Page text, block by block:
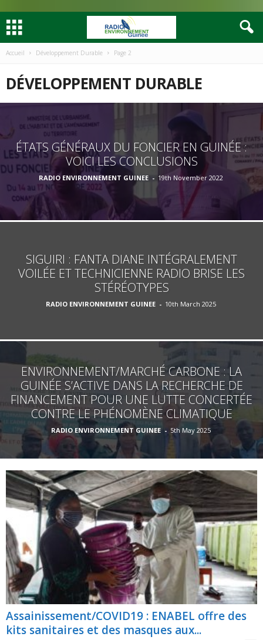
Accueil Développement Durable Page 2
DÉVELOPPEMENT DURABLE
ÉTATS GÉNÉRAUX DU FONCIER EN GUINÉE :
VOICI LES CONCLUSIONS
RADIO ENVIRONNEMENT GUINEE - 19th November 2022
SIGUIRI : FANTA DIANE INTÉGRALEMENT
VOILÉE ET TECHNICIENNE RADIO BRISE LES
STÉRÉOTYPES
RADIO ENVIRONNEMENT GUINEE - 10th March 2025
ENVIRONNEMENT/MARCHÉ CARBONE : LA
GUINÉE S’ACTIVE DANS LA RECHERCHE DE
FINANCEMENT POUR UNE LUTTE CONCERTÉE
CONTRE LE PHÉNOMÈNE CLIMATIQUE
RADIO ENVIRONNEMENT GUINEE - 5th May 2025
Assainissement/COVID19 : ENABEL offre des
kits sanitaires et des masques aux...